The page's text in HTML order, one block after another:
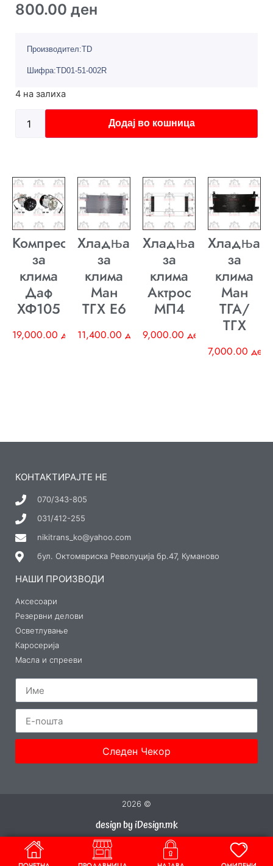
800.00 ден
Производител:TD
Шифра:TD01-51-002R
4 на залиха
Додај во кошница
Компресор
за
клима
Даф
ХФ105
19,000.00 ден
Хладњак
за
клима
Ман
ТГХ E6
11,400.00 ден
Хладњак
за
клима
Актрос
МП4
9,000.00 ден
Хладњак
за
клима
Ман
ТГА/
ТГХ
7,000.00 ден
КОНТАКТИРАЈТЕ НЕ
070/343-805
031/412-255
nikitrans_ko@yahoo.com
бул. Октомвриска Револуција бр.47, Куманово
НАШИ ПРОИЗВОДИ
Аксесоари
Резервни делови
Осветлување
Каросерија
Масла и спрееви
Следен Чекор
2026 ©
design by iDesign.mk